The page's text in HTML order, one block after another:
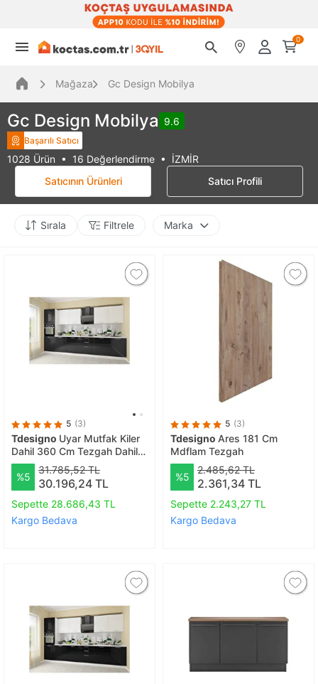
0
Mağaza Gc Design Mobilya
Gc Design Mobilya 9.6
Başarılı Satıcı
1028 Ürün • 16 Değerlendirme • İZMİR
Satıcının Ürünleri
Satıcı Profili
Sırala Filtrele Marka
5 (3)
Tdesigno Uyar Mutfak Kiler
Dahil 360 Cm Tezgah Dahil
Değil
%5
31.785,52 TL
30.196,24 TL
Sepette 28.686,43 TL
Kargo Bedava
5 (3)
Tdesigno Ares 181 Cm
Mdflam Tezgah
%5
2.485,62 TL
2.361,34 TL
Sepette 2.243,27 TL
Kargo Bedava